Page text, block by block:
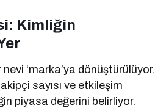
Kimliğin
‘marka’ya dönüştürülüyor.
sayısı ve etkileşim
piyasa değerini belirliyor.